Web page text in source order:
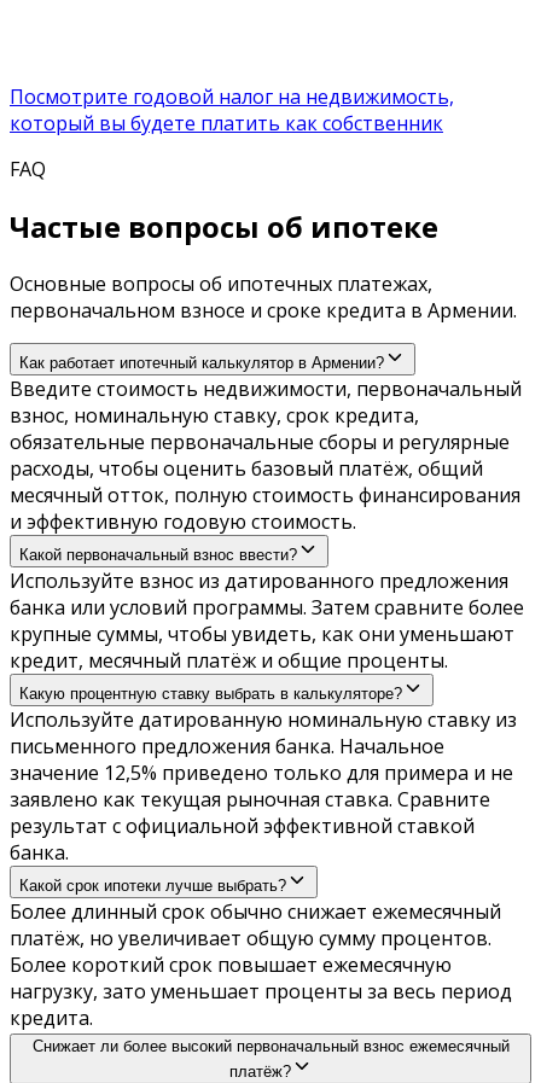
Посмотрите годовой налог на недвижимость,
который вы будете платить как собственник
FAQ
Частые вопросы об ипотеке
Основные вопросы об ипотечных платежах,
первоначальном взносе и сроке кредита в Армении.
Как работает ипотечный калькулятор в Армении?
Введите стоимость недвижимости, первоначальный
взнос, номинальную ставку, срок кредита,
обязательные первоначальные сборы и регулярные
расходы, чтобы оценить базовый платёж, общий
месячный отток, полную стоимость финансирования
и эффективную годовую стоимость.
Какой первоначальный взнос ввести?
Используйте взнос из датированного предложения
банка или условий программы. Затем сравните более
крупные суммы, чтобы увидеть, как они уменьшают
кредит, месячный платёж и общие проценты.
Какую процентную ставку выбрать в калькуляторе?
Используйте датированную номинальную ставку из
письменного предложения банка. Начальное
значение 12,5% приведено только для примера и не
заявлено как текущая рыночная ставка. Сравните
результат с официальной эффективной ставкой
банка.
Какой срок ипотеки лучше выбрать?
Более длинный срок обычно снижает ежемесячный
платёж, но увеличивает общую сумму процентов.
Более короткий срок повышает ежемесячную
нагрузку, зато уменьшает проценты за весь период
кредита.
Снижает ли более высокий первоначальный взнос ежемесячный
платёж?